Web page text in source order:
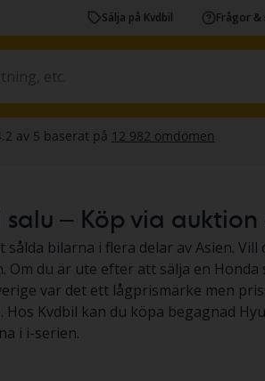
Sälja på Kvdbil Frågor &
– Köp via
bilarna i flera delar av Asien.
du är ute efter att sälja en Honda
var det ett lågprismärke men
Kvdbil kan du köpa begagnad
i i-serien.